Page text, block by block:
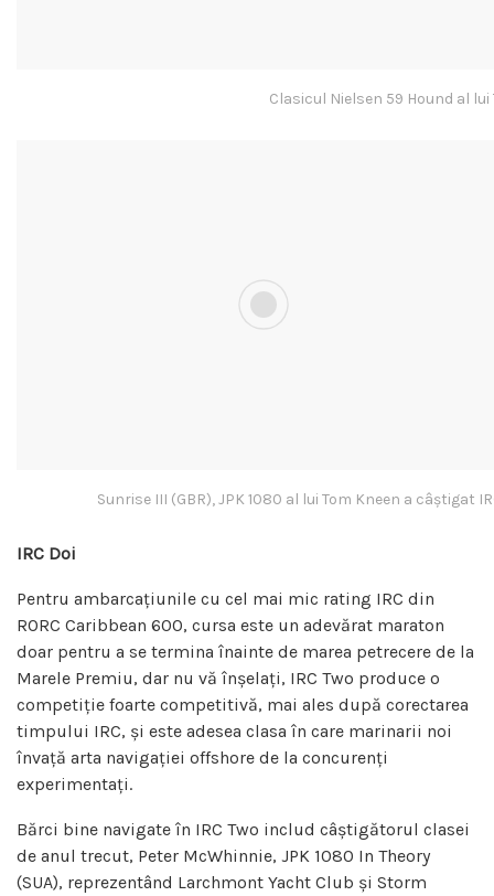
Clasicul Nielsen 59 Hound al
Sunrise III (GBR), JPK 1080 al lui Tom Kneen a
IRC Doi
Pentru ambarcațiunile cu cel mai mic rating IRC din
RORC Caribbean 600, cursa este un adevărat maraton
doar pentru a se termina înainte de marea petrecere de la
Marele Premiu, dar nu vă înșelați, IRC Two produce o
competiție foarte competitivă, mai ales după corectarea
timpului IRC, și este adesea clasa în care marinarii noi
învață arta navigației offshore de la concurenți
experimentați.
Bărci bine navigate în IRC Two includ câștigătorul clasei
de anul trecut, Peter McWhinnie, JPK 1080 In Theory
(SUA), reprezentând Larchmont Yacht Club și Storm